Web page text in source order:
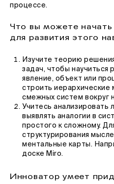
процессе.
Что вы можете
для развития этого
Изучите теорию
задач, чтобы научиться
явление, объект или
строить
смежных систем вокруг
Учитесь
выявлять аналогии в
простого к сложному.
структурирования
ментальные карты.
доске Miro.
Инноватор умеет